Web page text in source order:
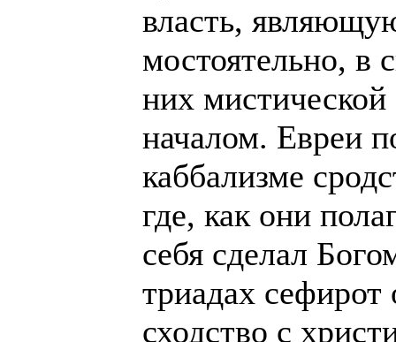
власть,
мостоятельно, в
них
началом. Евреи
каббализме
где, как они
себя сделал
триадах
сходство с